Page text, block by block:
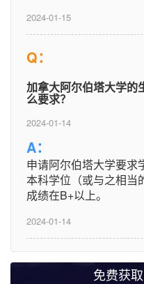
2024-01-15
Q：
加拿大阿尔伯塔大学的
么要求？
2024-01-14
A：
申请阿尔伯塔大学要求
本科学位（或与之相当
成绩在B+以上。
2024-01-14
免费获